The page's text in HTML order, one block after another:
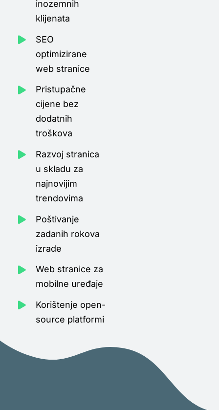
inozemnih
klijenata
SEO
optimizirane
web stranice
Pristupačne
cijene bez
dodatnih
troškova
Razvoj stranica
u skladu za
najnovijim
trendovima
Poštivanje
zadanih rokova
izrade
Web stranice za
mobilne uređaje
Korištenje open-
source platformi